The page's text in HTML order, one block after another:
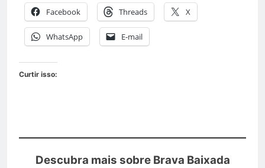
Facebook Threads X
WhatsApp E-mail
Curtir isso:
Descubra mais sobre Brava Baixada